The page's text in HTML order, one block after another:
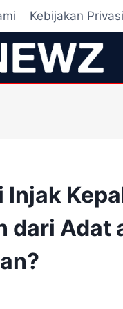
Kebijakan Privasi
dari Adat